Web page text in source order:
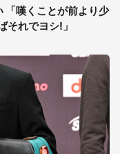
「嘆くことが前より少
それでヨシ!」